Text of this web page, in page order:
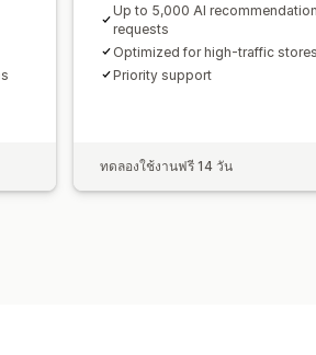
Up to 5,000 AI recommendation
requests
Optimized for high-traffic stores
Priority support
ทดลองใช้งานฟรี 14 วัน